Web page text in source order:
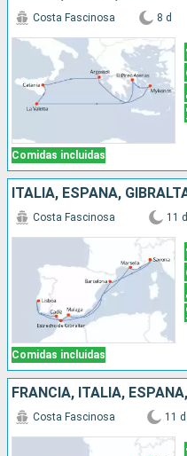
Comidas incluidas
Costa Fascinosa 8 d
Comidas incluidas
Costa Fascinosa 11 d
Costa Fascinosa 11 d